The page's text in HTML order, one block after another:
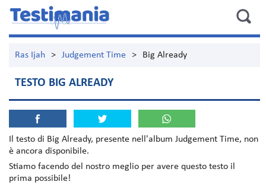
Ras Ijah > Judgement Time > Big Already
TESTO BIG ALREADY
Il testo di Big Already, presente nell'album Judgement Time, non
è ancora disponibile.
Stiamo facendo del nostro meglio per avere questo testo il
prima possibile!